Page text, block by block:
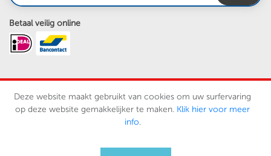
Betaal veilig online
BTW BE0431.025.933
Vergund Reisorganisator Carolus Reizen BV
Deze website maakt gebruikt van cookies om uw surfervaring
op deze website gemakkelijker te maken. Klik hier voor meer
info.